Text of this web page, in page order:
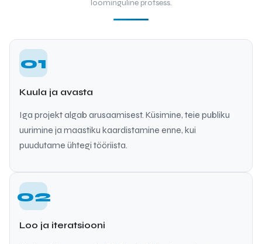
loominguline protsess.
01
Kuula ja avasta
Iga projekt algab arusaamisest. Küsimine, teie publiku
uurimine ja maastiku kaardistamine enne, kui
puudutame ühtegi tööriista.
02
Loo ja iteratsiooni